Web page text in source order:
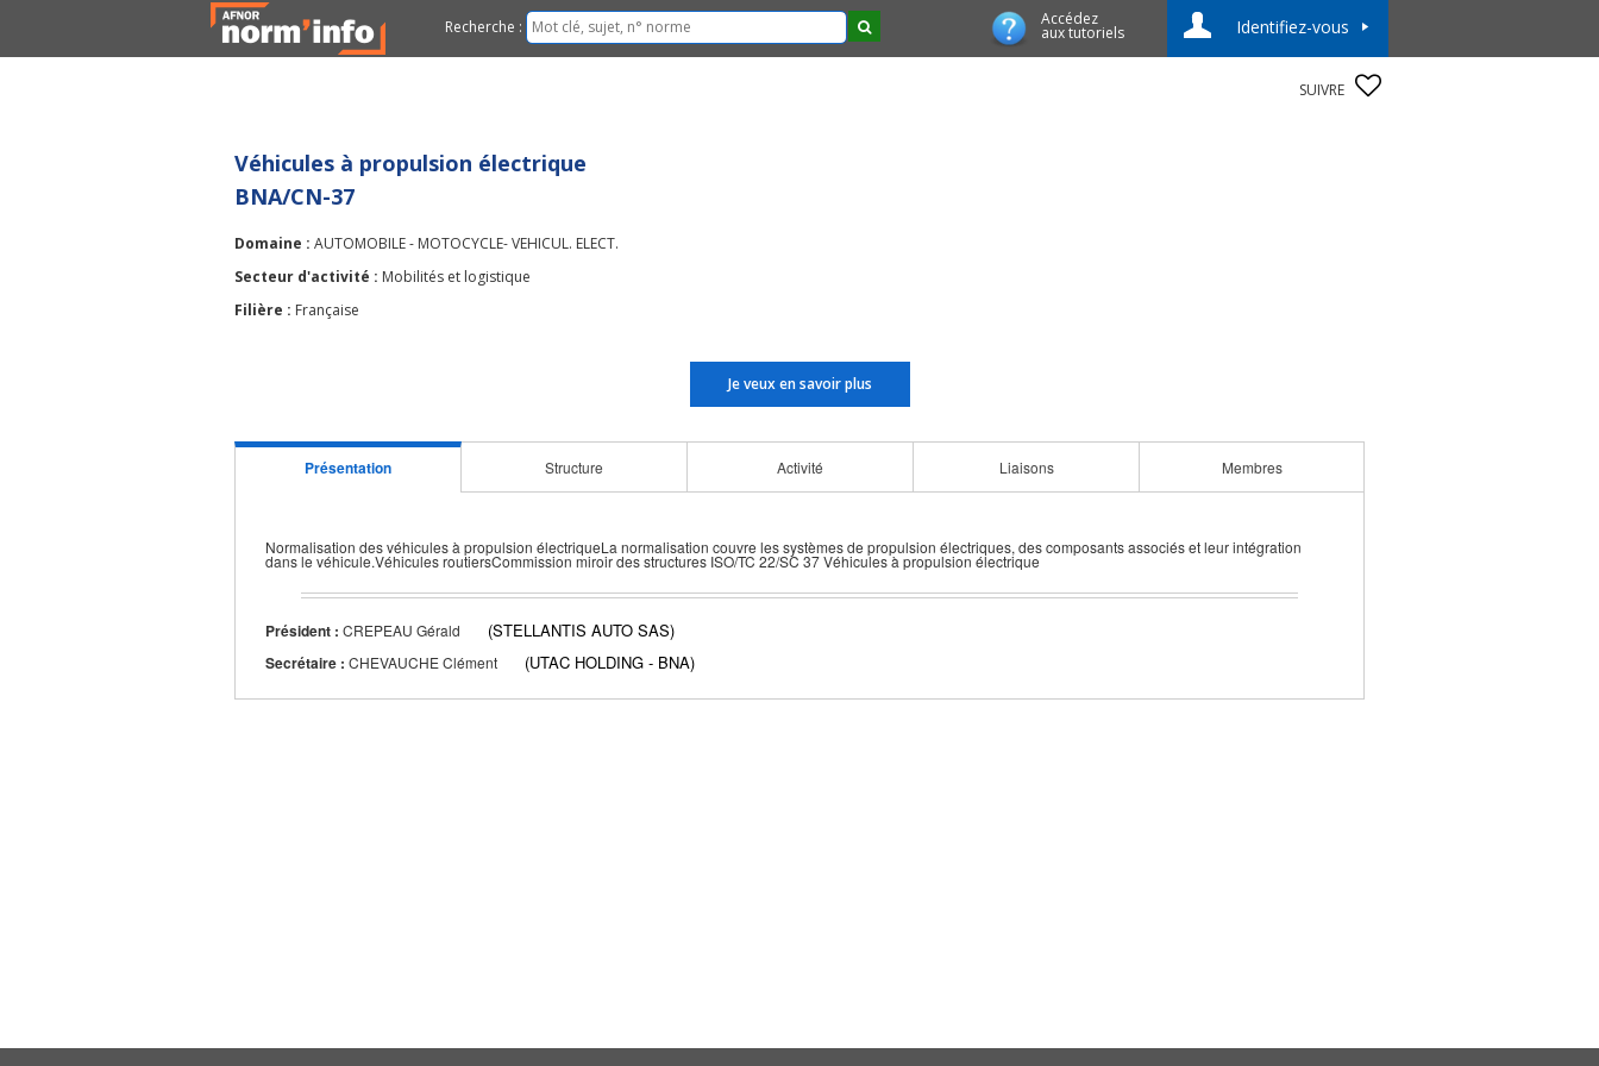
Recherche : Accédez
aux tutoriels Identifiez-vous
SUIVRE
Véhicules à propulsion électrique
BNA/CN-37
Domaine : AUTOMOBILE - MOTOCYCLE- VEHICUL. ELECT.
Secteur d'activité : Mobilités et logistique
Filière : Française
Je veux en savoir plus
Présentation Structure Activité Liaisons Membres
Normalisation des véhicules à propulsion électriqueLa normalisation couvre les systèmes de propulsion électriques, des composants associés et leur intégration
dans le véhicule.Véhicules routiersCommission miroir des structures ISO/TC 22/SC 37 Véhicules à propulsion électrique
Président : CREPEAU Gérald (STELLANTIS AUTO SAS)
Secrétaire : CHEVAUCHE Clément (UTAC HOLDING - BNA)